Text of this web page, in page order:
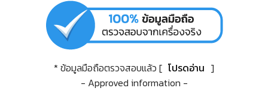
* ข้อมูลมือถือตรวจสอบแล้ว [ โปรดอ่าน ]
- Approved information -